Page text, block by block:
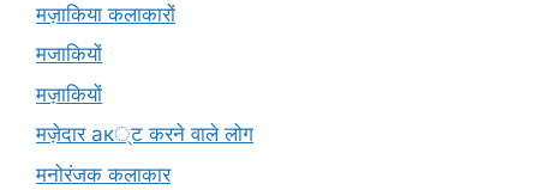
मज़ाकिया कलाकारों
मजाकियों
मज़ाकियों
मज़ेदार ак्ट करने वाले लोग
मनोरंजक कलाकार